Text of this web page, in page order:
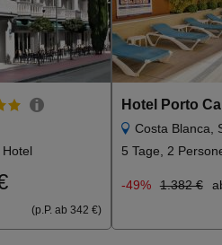
(p.P. ab 342 €)
Hotel Porto
Costa Blanca,
5 Tage, 2
-49% 1.382 €